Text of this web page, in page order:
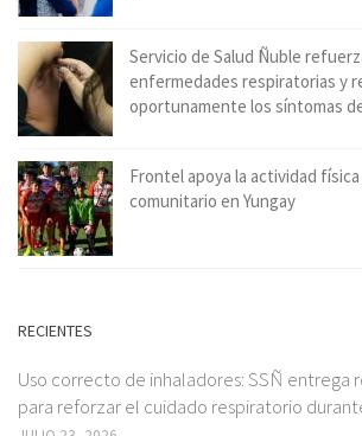
Servicio de Salud Ñuble
enfermedades respiratorias y
oportunamente los síntomas
Frontel apoya la actividad
comunitario en Yungay
RECIENTES
Uso correcto de inhaladores: SSÑ entrega
para reforzar el cuidado respiratorio